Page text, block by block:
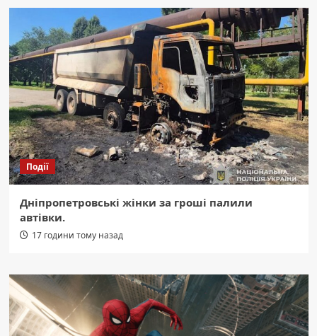
Події
Дніпропетровські жінки за гроші палили
автівки.
17 години тому назад